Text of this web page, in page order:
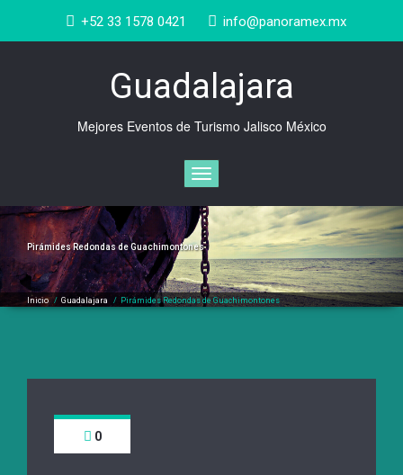
contenido
+52 33 1578 0421 info@panoramex.mx
Guadalajara
Mejores Eventos de Turismo Jalisco México
Cambiar
navegación
Pirámides Redondas de Guachimontones
Inicio / Guadalajara / Pirámides Redondas de Guachimontones
0